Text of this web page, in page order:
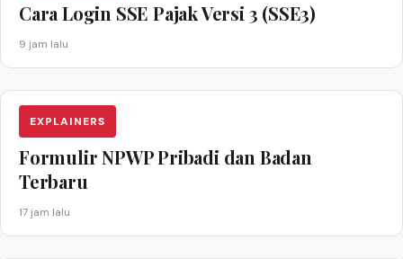
Cara Login SSE Pajak Versi 3 (SSE3)
9 jam lalu
EXPLAINERS
Formulir NPWP Pribadi dan Badan
Terbaru
17 jam lalu